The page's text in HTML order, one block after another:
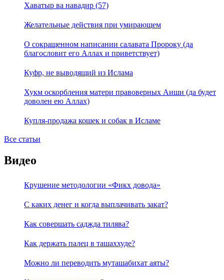
Хаватыр ва навадир (57)
Желательные действия при умирающем
О сокращенном написании салавата Пророку (да
благословит его Аллах и приветствует)
Куфр, не выводящий из Ислама
Хукм оскорбления матери правоверных Аиши (да будет
доволен ею Аллах)
Купля-продажа кошек и собак в Исламе
Все статьи
Видео
Крушение методологии «Фикх довода»
С каких денег и когда выплачивать закат?
Как совершать саджда тилява?
Как держать палец в ташаххуде?
Можно ли переводить муташабихат аяты?